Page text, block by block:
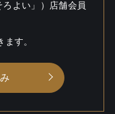
よい」）店舗会員
す。